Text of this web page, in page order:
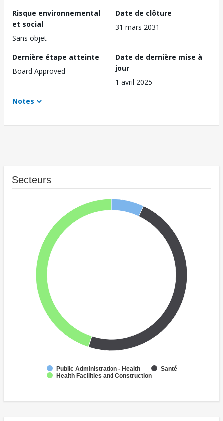
Risque environnemental
et social
Sans objet
Date de clôture
31 mars 2031
Dernière étape atteinte
Board Approved
Date de dernière mise à
jour
1 avril 2025
Notes
Secteurs
Public Administration - Health
Santé
Health Facilities and Construction